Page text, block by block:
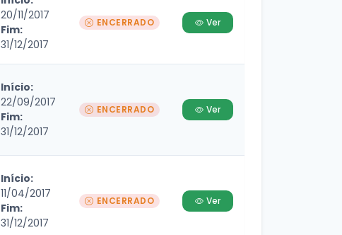
20/11/2017
Fim:
31/12/2017
ENCERRADO Ver
Início:
22/09/2017
Fim:
31/12/2017
ENCERRADO Ver
Início:
11/04/2017
Fim:
31/12/2017
ENCERRADO Ver